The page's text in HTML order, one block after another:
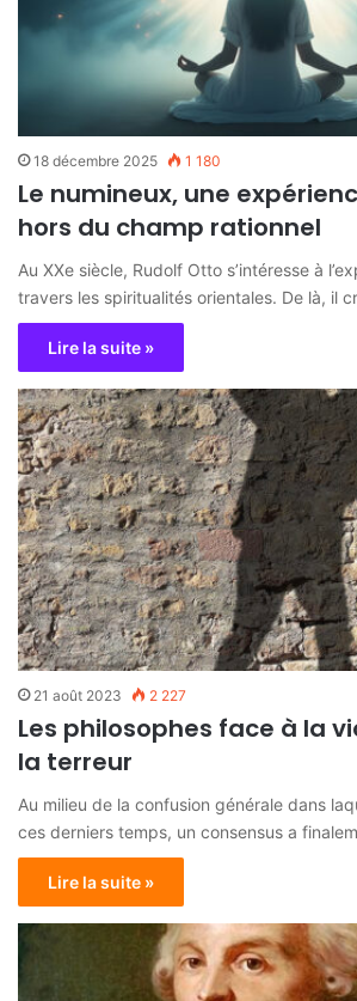
18 décembre 2025 1 180
Le numineux, une
hors du champ rationnel
Au XXe siècle, Rudolf Otto s’intéresse à
travers les spiritualités orientales. De là, il
Lire la suite »
21 août 2023 2 227
Les philosophes face à la
la terreur
Au milieu de la confusion générale dans
ces derniers temps, un consensus a
Lire la suite »